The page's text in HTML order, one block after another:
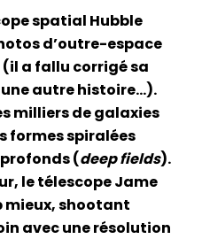
spatial Hubble
d’outre-espace
a fallu corrigé sa
une autre histoire…).
milliers de galaxies
formes spiralées
(deep fields).
le télescope Jame
mieux, shootant
avec une résolution